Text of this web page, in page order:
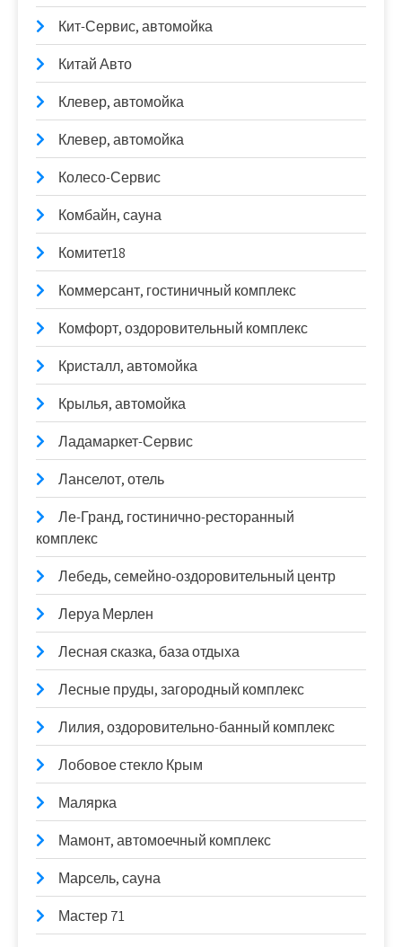
Кит-Сервис, автомойка
Китай Авто
Клевер, автомойка
Клевер, автомойка
Колесо-Сервис
Комбайн, сауна
Комитет18
Коммерсант, гостиничный комплекс
Комфорт, оздоровительный комплекс
Кристалл, автомойка
Крылья, автомойка
Ладамаркет-Сервис
Ланселот, отель
Ле-Гранд, гостинично-ресторанный
комплекс
Лебедь, семейно-оздоровительный центр
Леруа Мерлен
Лесная сказка, база отдыха
Лесные пруды, загородный комплекс
Лилия, оздоровительно-банный комплекс
Лобовое стекло Крым
Малярка
Мамонт, автомоечный комплекс
Марсель, сауна
Мастер 71